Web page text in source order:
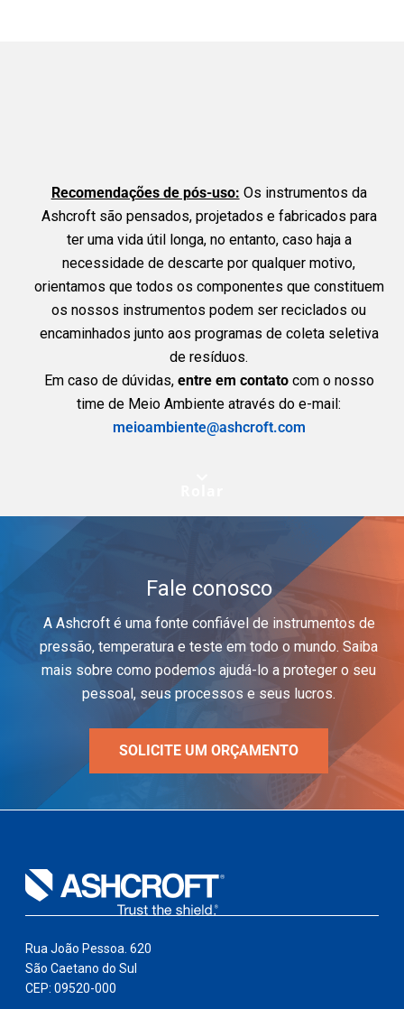
Recomendações de pós-uso: Os instrumentos da
Ashcroft são pensados, projetados e fabricados para
ter uma vida útil longa, no entanto, caso haja a
necessidade de descarte por qualquer motivo,
orientamos que todos os componentes que constituem
os nossos instrumentos podem ser reciclados ou
encaminhados junto aos programas de coleta seletiva
de resíduos.
Em caso de dúvidas, entre em contatocom o nosso
time de Meio Ambiente através do e-mail:
meioambiente@ashcroft.com
Fale conosco
A Ashcroft é uma fonte confiável de instrumentos de
pressão, temperatura e teste em todo o mundo. Saiba
mais sobre como podemos ajudá-lo a proteger o seu
pessoal, seus processos e seus lucros.
SOLICITE UM ORÇAMENTO
Rua João Pessoa. 620
São Caetano do Sul
CEP: 09520-000